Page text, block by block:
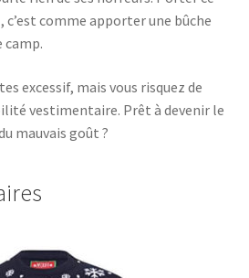
c’est comme apporter une bûche
camp.
excessif, mais vous risquez de
vestimentaire. Prêt à devenir le
mauvais goût ?